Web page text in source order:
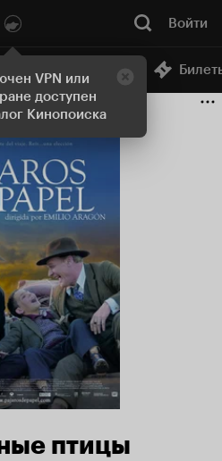
VPN или
доступен
Кинопоиска
Войти
Онлайн-кинотеатр
птицы